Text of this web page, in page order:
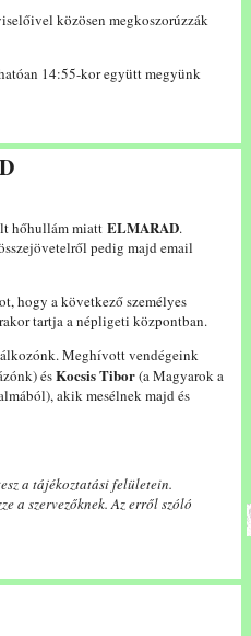
közösen megkoszorúzzák
14:55-kor együtt megyünk
hőhullám miatt ELMARAD.
pedig majd email
hogy a következő személyes
tartja a népligeti központban.
Meghívott vendégeink
ésKocsis Tibor(a Magyarok a
akik mesélnek majd és
a tájékoztatási felületein.
a szervezőknek. Az erről szóló